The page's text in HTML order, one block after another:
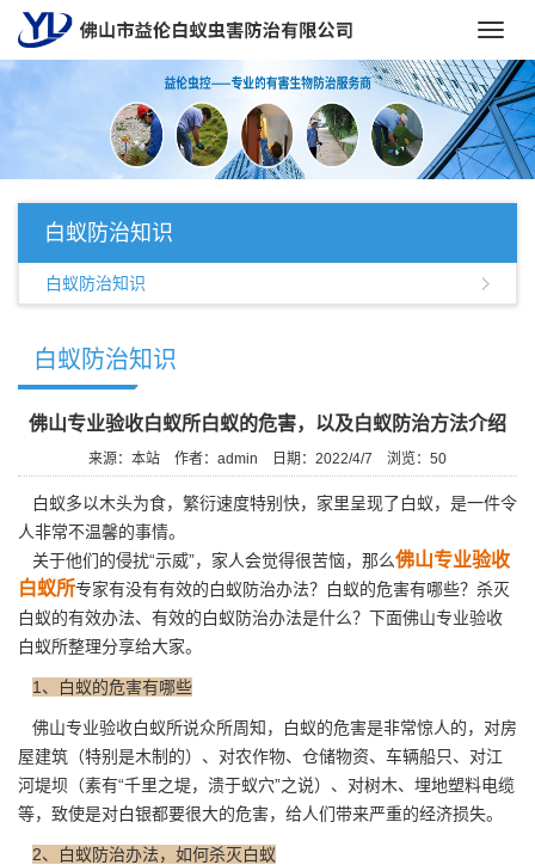
白蚁防治知识
白蚁防治知识
白蚁防治知识
佛山专业验收白蚁所白蚁的危害，以及白蚁防治方法介绍
来源：本站 作者：admin 日期：2022/4/7 浏览： 50
白蚁多以木头为食，繁衍速度特别快，家里呈现了白蚁，是一件令
人非常不温馨的事情。
关于他们的侵扰“示威”，家人会觉得很苦恼，那么佛山专业验收
白蚁所专家有没有有效的白蚁防治办法？白蚁的危害有哪些？杀灭
白蚁的有效办法、有效的白蚁防治办法是什么？下面佛山专业验收
白蚁所整理分享给大家。
1、白蚁的危害有哪些
佛山专业验收白蚁所说众所周知，白蚁的危害是非常惊人的，对房
屋建筑（特别是木制的）、对农作物、仓储物资、车辆船只、对江
河堤坝（素有“千里之堤，溃于蚁穴”之说）、对树木、埋地塑料电缆
等，致使是对白银都要很大的危害，给人们带来严重的经济损失。
2、白蚁防治办法，如何杀灭白蚁